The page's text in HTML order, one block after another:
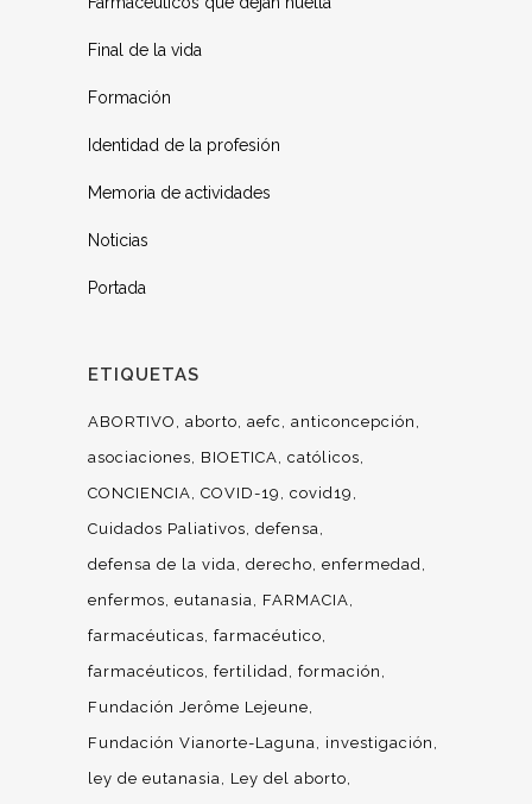
Final de la vida
Formación
Identidad de la profesión
Memoria de actividades
Noticias
Portada
ETIQUETAS
ABORTIVO aborto aefc
anticoncepción
asociaciones
BIOETICA católicos
CONCIENCIA COVID-19
covid19
Cuidados Paliativos defensa
defensa de la vida derecho enfermedad
enfermos eutanasia
FARMACIA
farmacéuticas farmacéutico
farmacéuticos fertilidad formación
Fundación Jerôme Lejeune
Fundación Vianorte-Laguna
investigación
ley de eutanasia
Ley del aborto